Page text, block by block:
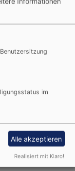
Weiterlesen
im
Alle akzeptieren
Realisiert mit Klaro!